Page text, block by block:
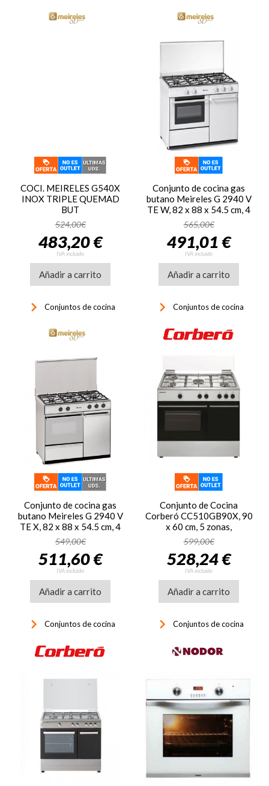
COCI. MEIRELES G540X
INOX TRIPLE QUEMAD
BUT
524,00€
483,20 €
IVA incluido
Añadir a carrito
keyboard_arrow_right Conjuntos de cocina
Conjunto de cocina gas
butano Meireles G 2940 V
TE W, 82 x 88 x 54.5 cm, 4
zonas, horno gas, blanco
565,00€
491,01 €
IVA incluido
Añadir a carrito
keyboard_arrow_right Conjuntos de cocina
Conjunto de cocina gas
butano Meireles G 2940 V
TE X, 82 x 88 x 54.5 cm, 4
zonas, horno gas, inox
549,00€
511,60 €
IVA incluido
Añadir a carrito
keyboard_arrow_right Conjuntos de cocina
Conjunto de Cocina
Corberó CC510GB90X, 90
x 60 cm, 5 zonas,
portabombona butano, inox
599,00€
528,24 €
IVA incluido
Añadir a carrito
keyboard_arrow_right Conjuntos de cocina